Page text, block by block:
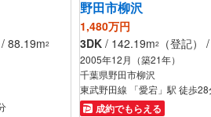
/ 88.19m2
野田市柳沢
1,480万円
3DK / 142.19m2 （登記）
2005年12月（築21年）
千葉県野田市柳沢
東武野田線 「愛宕」駅 徒歩28
成約でもらえる